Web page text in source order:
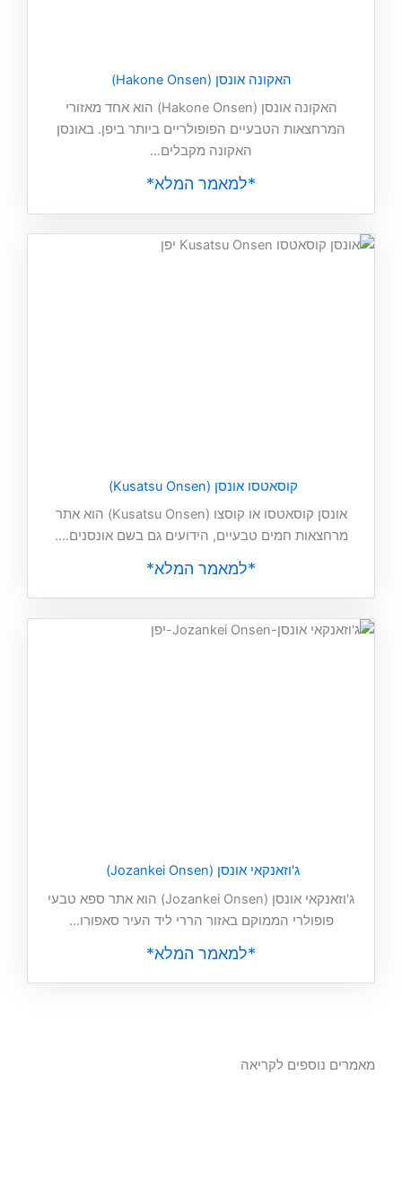
האקונה אונסן (Hakone Onsen)
האקונה אונסן (Hakone Onsen) הוא אחד מאזורי
המרחצאות הטבעיים הפופולריים ביותר ביפן. באונסן
האקונה מקבלים...
*למאמר המלא*
קוסאטסו אונסן (Kusatsu Onsen)
אונסן קוסאטסו או קוסצו (Kusatsu Onsen) הוא אתר
מרחצאות חמים טבעיים, הידועים גם בשם אונסנים....
*למאמר המלא*
ג'וזאנקאי אונסן (Jozankei Onsen)
ג'וזאנקאי אונסן (Jozankei Onsen) הוא אתר ספא טבעי
פופולרי הממוקם באזור הררי ליד העיר סאפורו...
*למאמר המלא*
מאמרים נוספים לקריאה